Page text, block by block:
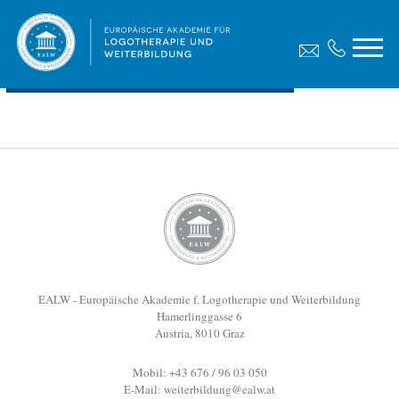
Diplomarbeit, Egger Beate
Dateigröße:572.23 KBDateiformat :
EALW - Europäische Akademie f. Logotherapie und Weiterbildung
Hamerlinggasse 6
Austria, 8010 Graz
Mobil: +43 676 / 96 03 050
E-Mail: weiterbildung@ealw.at